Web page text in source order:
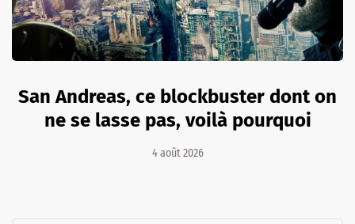
San Andreas, ce blockbuster dont on
ne se lasse pas, voilà pourquoi
4 août 2026